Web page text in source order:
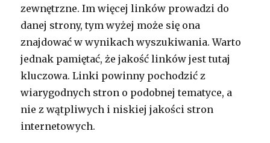
zewnętrzne. Im więcej linków prowadzi do
danej strony, tym wyżej może się ona
znajdować w wynikach wyszukiwania. Warto
jednak pamiętać, że jakość linków jest tutaj
kluczowa. Linki powinny pochodzić z
wiarygodnych stron o podobnej tematyce, a
nie z wątpliwych i niskiej jakości stron
internetowych.